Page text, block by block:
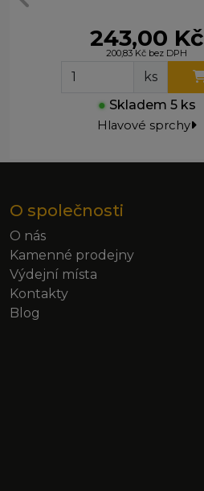
243,00 Kč
200,83 Kč bez DPH
ks
● Skladem 5 ks
Hlavové sprchy
O společnosti
O nás
Kamenné prodejny
Výdejní místa
Kontakty
Blog